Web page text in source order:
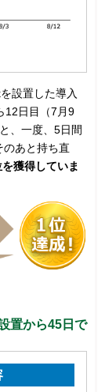
設置した導入
12日目（7月9
、一度、5日間
のあと持ち直
獲得していま
置から45日で